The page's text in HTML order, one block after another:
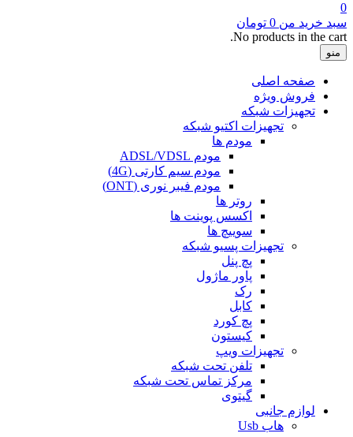
0
سبد خرید من 0 تومان
No products in the cart.
منو
صفحه اصلی
فروش ویژه
تجهیزات شبکه
تجهیزات اکتیو شبکه
مودم ها
مودم ADSL/VDSL
مودم سیم کارتی (4G)
مودم فیبر نوری (ONT)
روتر ها
اکسس پوینت ها
سوییچ ها
تجهیزات پسیو شبکه
پچ پنل
پاور ماژول
رک
کابل
پچ کورد
کیستون
تجهیزات ویپ
تلفن تحت شبکه
مرکز تماس تحت شبکه
گیتوی
لوازم جانبی
هاب Usb